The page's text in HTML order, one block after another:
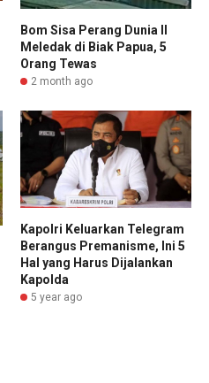
Bom Sisa Perang Dunia II
Meledak di Biak Papua, 5
Orang Tewas
2 month ago
Kapolri Keluarkan Telegram
Berangus Premanisme, Ini 5
Hal yang Harus Dijalankan
Kapolda
5 year ago